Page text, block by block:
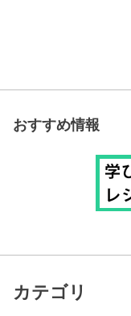
おすすめ情報
カテゴリ